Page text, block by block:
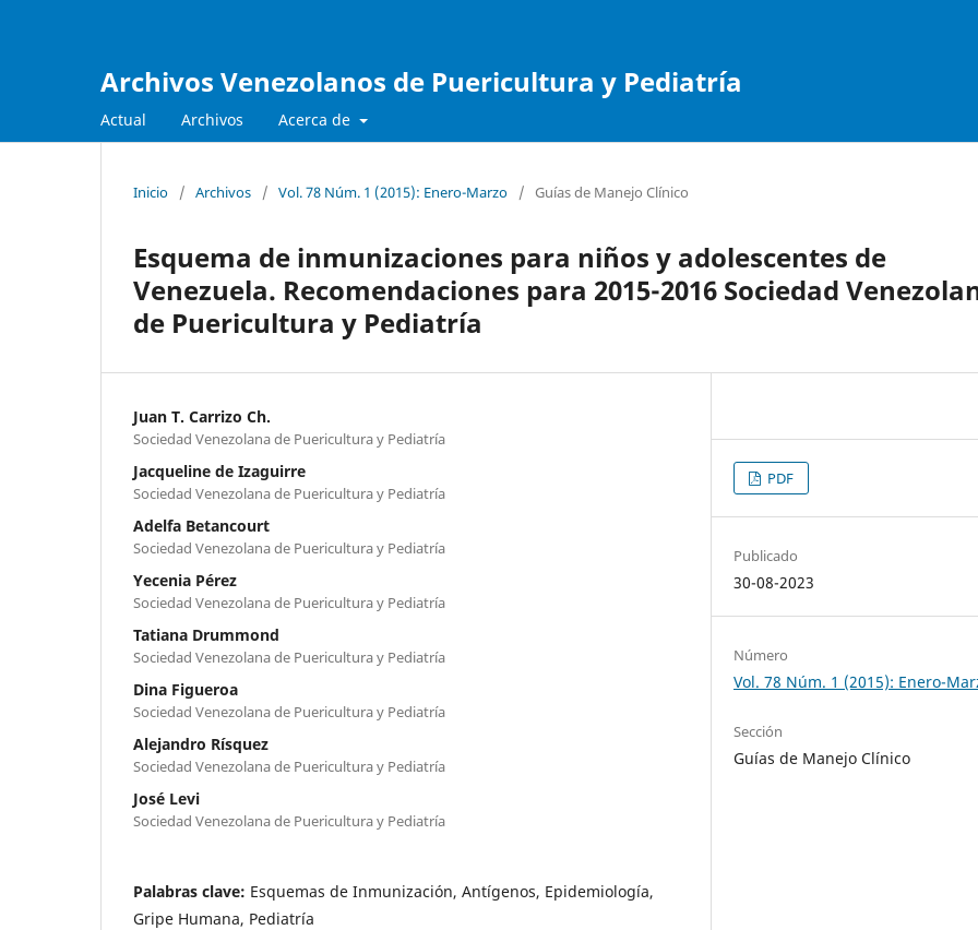
Archivos Venezolanos de Puericultura y Pediatría
Actual Archivos Acerca de
Inicio / Archivos / Vol. 78 Núm. 1 (2015): Enero-Marzo / Guías de Manejo Clínico
Esquema de inmunizaciones para niños y adolescentes de
Venezuela. Recomendaciones para 2015-2016 Sociedad
de Puericultura y Pediatría
Juan T. Carrizo Ch.
Sociedad Venezolana de Puericultura y Pediatría
Jacqueline de Izaguirre
Sociedad Venezolana de Puericultura y Pediatría
Adelfa Betancourt
Sociedad Venezolana de Puericultura y Pediatría
Yecenia Pérez
Sociedad Venezolana de Puericultura y Pediatría
Tatiana Drummond
Sociedad Venezolana de Puericultura y Pediatría
Dina Figueroa
Sociedad Venezolana de Puericultura y Pediatría
Alejandro Rísquez
Sociedad Venezolana de Puericultura y Pediatría
José Levi
Sociedad Venezolana de Puericultura y Pediatría
Palabras clave: Esquemas de Inmunización, Antígenos, Epidemiología,
Gripe Humana, Pediatría
PDF
Publicado
30-08-2023
Número
Vol. 78 Núm. 1 (2015): Enero-
Sección
Guías de Manejo Clínico